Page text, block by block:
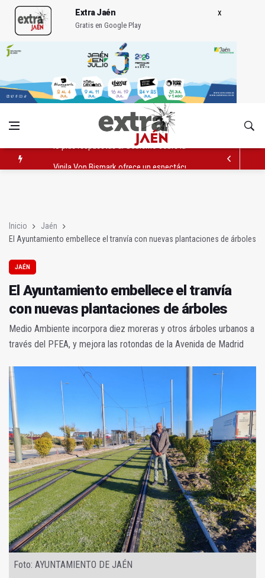
Extra Jaén
Gratis en Google Play
Vinila Von Bismark ofrece un espectáculo "rompedor" en el
Inicio
Jaén
El Ayuntamiento embellece el tranvía con nuevas plantaciones de árboles
JAÉN
El Ayuntamiento embellece el tranvía
con nuevas plantaciones de árboles
Medio Ambiente incorpora diez moreras y otros árboles urbanos a
través del PFEA, y mejora las rotondas de la Avenida de Madrid
Foto: AYUNTAMIENTO DE JAÉN